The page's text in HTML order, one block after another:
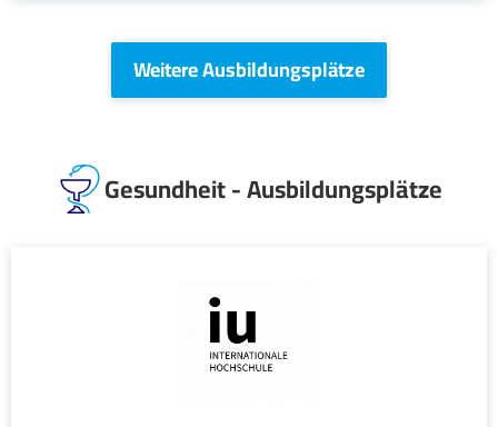
Weitere Ausbildungsplätze
Gesundheit - Ausbildungsplätze